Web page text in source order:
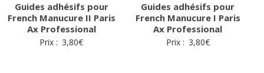
Guides adhésifs pour
French Manucure II Paris
Ax Professional
Prix : 3,80€
Guides adhésifs pour
French Manucure I Paris
Ax Professional
Prix : 3,80€